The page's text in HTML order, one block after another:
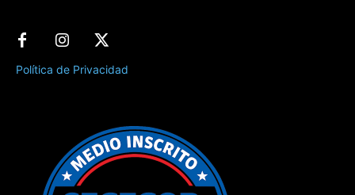
Política de Privacidad